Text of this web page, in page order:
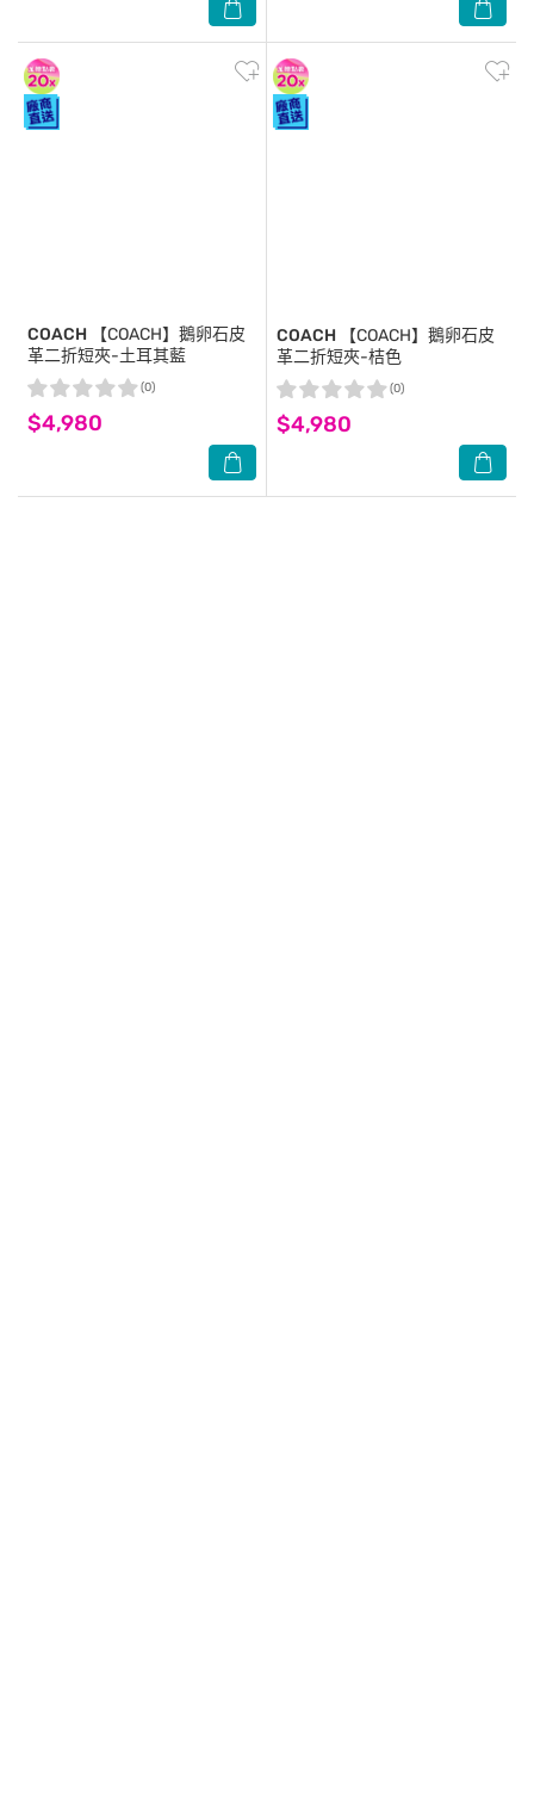
COACH 【COACH】鵝卵石皮
革二折短夾-土耳其藍
$4,980
(0)
COACH 【COACH】鵝卵石皮
革二折短夾-桔色
$4,980
(0)